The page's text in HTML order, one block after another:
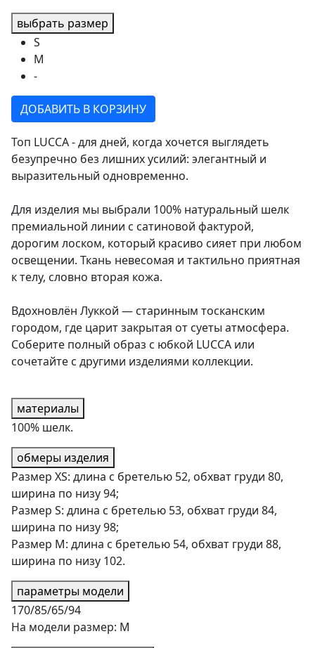
выбрать размер
S
M
-
ДОБАВИТЬ В КОРЗИНУ
Топ LUCCA - для дней, когда хочется выглядеть
безупречно без лишних усилий: элегантный и
выразительный одновременно.
Для изделия мы выбрали 100% натуральный шелк
премиальной линии с сатиновой фактурой,
дорогим лоском, который красиво сияет при любом
освещении. Ткань невесомая и тактильно приятная
к телу, словно вторая кожа.
Вдохновлён Луккой — старинным тосканским
городом, где царит закрытая от суеты атмосфера.
Соберите полный образ с юбкой LUCCA или
сочетайте с другими изделиями коллекции.
материалы
100% шелк.
обмеры изделия
Размер XS: длина с бретелью 52, обхват груди 80,
ширина по низу 94;
Размер S: длина с бретелью 53, обхват груди 84,
ширина по низу 98;
Размер М: длина с бретелью 54, обхват груди 88,
ширина по низу 102.
параметры модели
170/85/65/94
На модели размер: М